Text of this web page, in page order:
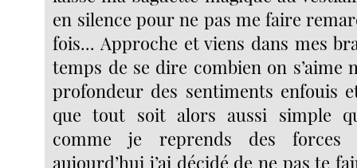
en silence pour ne pas me faire
fois... Approche et viens dans mes
temps de se dire combien on s’aime
profondeur des sentiments enfouis
que tout soit alors aussi simple
comme je reprends des
aujourd’hui j’ai décidé de ne pas te